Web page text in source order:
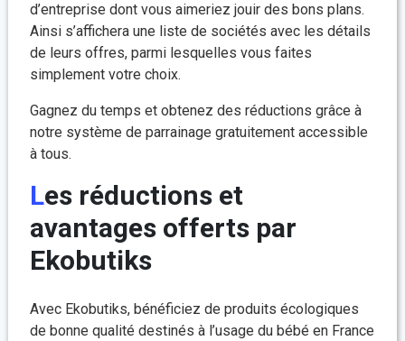
d’entreprise dont vous aimeriez jouir des bons plans.
Ainsi s’affichera une liste de sociétés avec les détails
de leurs offres, parmi lesquelles vous faites
simplement votre choix.
Gagnez du temps et obtenez des réductions grâce à
notre système de parrainage gratuitement accessible
à tous.
Les réductions et
avantages offerts par
Ekobutiks
Avec Ekobutiks, bénéficiez de produits écologiques
de bonne qualité destinés à l’usage du bébé en France